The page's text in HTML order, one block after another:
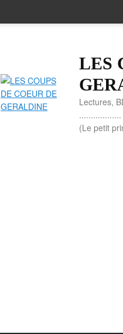
LES
Lectures,
(Le petit